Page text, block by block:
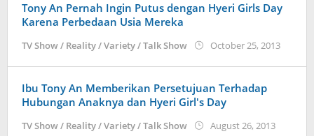
Tony An Pernah Ingin Putus dengan Hyeri Girls Day
Karena Perbedaan Usia Mereka
TV Show / Reality / Variety / Talk Show October 25, 2013by
Ibu Tony An Memberikan Persetujuan Terhadap
Hubungan Anaknya dan Hyeri Girl's Day
TV Show / Reality / Variety / Talk Show August 26, 2013by